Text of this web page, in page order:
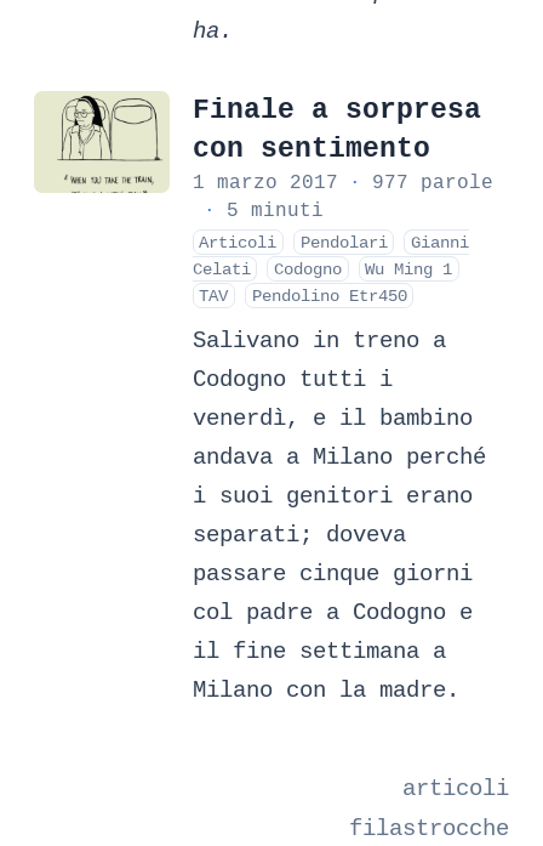
ha.
Finale a sorpresa
con sentimento
1 marzo 2017 ·
977 parole
·
5 minuti
Articoli Pendolari
Gianni
Celati
Codogno
Wu Ming 1
TAV
Pendolino Etr450
Salivano in treno a
Codogno tutti i
venerdì, e il bambino
andava a Milano perché
i suoi genitori erano
separati; doveva
passare cinque giorni
col padre a Codogno e
il fine settimana a
Milano con la madre.
articoli
filastrocche